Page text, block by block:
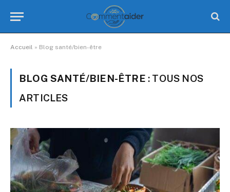
Accueil » Blog santé/bien-être
BLOG SANTÉ/BIEN-ÊTRE : TOUS NOS
ARTICLES